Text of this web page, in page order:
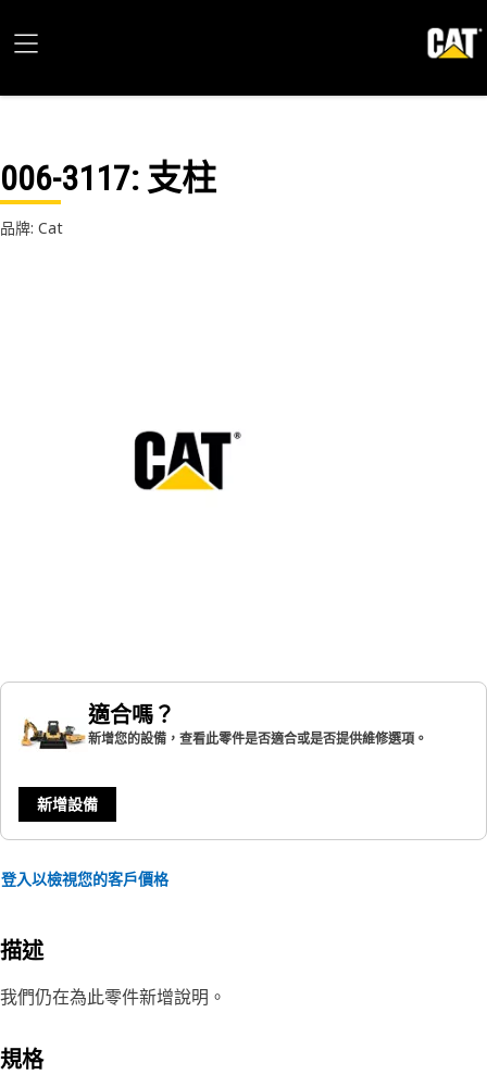
006-3117: 支柱
品牌: Cat
適合嗎？
新增您的設備，查看此零件是否適合或是否提供維修選項。
新增設備
登入以檢視您的客戶價格
描述
我們仍在為此零件新增說明。
規格